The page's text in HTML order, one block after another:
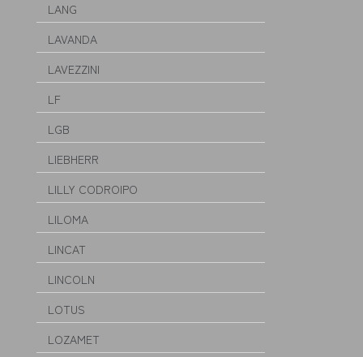
LANG
LAVANDA
LAVEZZINI
LF
LGB
LIEBHERR
LILLY CODROIPO
LILOMA
LINCAT
LINCOLN
LOTUS
LOZAMET